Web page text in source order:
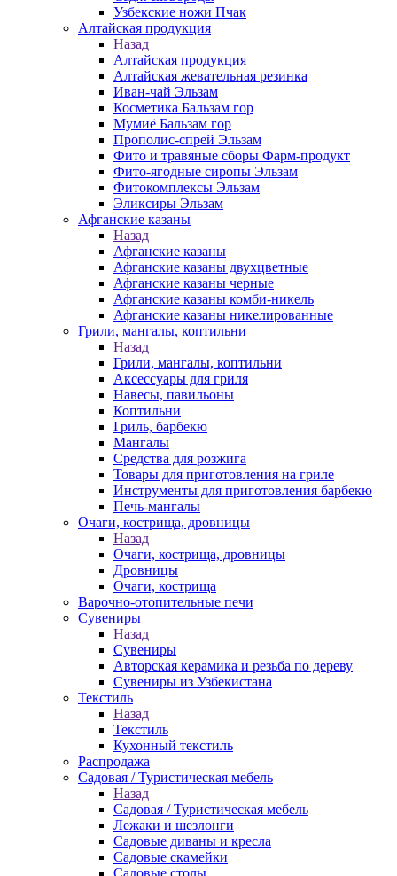
Узбекские ножи Пчак
Алтайская продукция
Назад
Алтайская продукция
Алтайская жевательная резинка
Иван-чай Эльзам
Косметика Бальзам гор
Мумиё Бальзам гор
Прополис-спрей Эльзам
Фито и травяные сборы Фарм-продукт
Фито-ягодные сиропы Эльзам
Фитокомплексы Эльзам
Эликсиры Эльзам
Афганские казаны
Назад
Афганские казаны
Афганские казаны двухцветные
Афганские казаны черные
Афганские казаны комби-никель
Афганские казаны никелированные
Грили, мангалы, коптильни
Назад
Грили, мангалы, коптильни
Аксессуары для гриля
Навесы, павильоны
Коптильни
Гриль, барбекю
Мангалы
Средства для розжига
Товары для приготовления на гриле
Инструменты для приготовления барбекю
Печь-мангалы
Очаги, кострища, дровницы
Назад
Очаги, кострища, дровницы
Дровницы
Очаги, кострища
Варочно-отопительные печи
Сувениры
Назад
Сувениры
Авторская керамика и резьба по дереву
Сувениры из Узбекистана
Текстиль
Назад
Текстиль
Кухонный текстиль
Распродажа
Садовая / Туристическая мебель
Назад
Садовая / Туристическая мебель
Лежаки и шезлонги
Садовые диваны и кресла
Садовые скамейки
Садовые столы